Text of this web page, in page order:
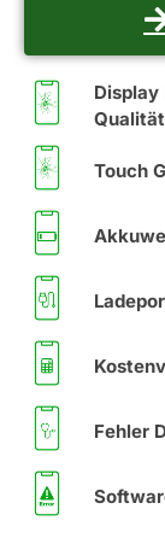
Display
Touch
Fehler